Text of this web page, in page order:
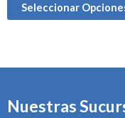
Seleccionar
Nuestras